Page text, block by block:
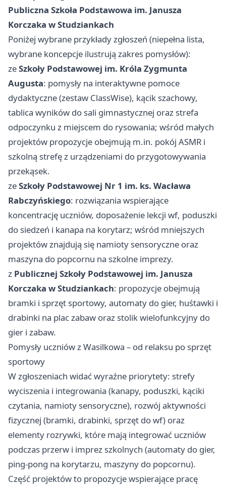
Publiczna Szkoła Podstawowa im. Janusza
Korczaka w Studziankach
Poniżej wybrane przykłady zgłoszeń (niepełna lista,
wybrane koncepcje ilustrują zakres pomysłów):
zeSzkoły Podstawowej im. Króla Zygmunta
Augusta: pomysły na interaktywne pomoce
dydaktyczne (zestaw ClassWise), kącik szachowy,
tablica wyników do sali gimnastycznej oraz strefa
odpoczynku z miejscem do rysowania; wśród małych
projektów propozycje obejmują m.in. pokój ASMR i
szkolną strefę z urządzeniami do przygotowywania
przekąsek.
zeSzkoły Podstawowej Nr 1 im. ks. Wacława
Rabczyńskiego: rozwiązania wspierające
koncentrację uczniów, doposażenie lekcji wf, poduszki
do siedzeń i kanapa na korytarz; wśród mniejszych
projektów znajdują się namioty sensoryczne oraz
maszyna do popcornu na szkolne imprezy.
z Publicznej Szkoły Podstawowej im. Janusza
Korczaka w Studziankach: propozycje obejmują
bramki i sprzęt sportowy, automaty do gier, huśtawki i
drabinki na plac zabaw oraz stolik wielofunkcyjny do
gier i zabaw.
Pomysły uczniów z Wasilkowa – od relaksu po sprzęt
sportowy
W zgłoszeniach widać wyraźne priorytety: strefy
wyciszenia i integrowania (kanapy, poduszki, kąciki
czytania, namioty sensoryczne), rozwój aktywności
fizycznej (bramki, drabinki, sprzęt do wf) oraz
elementy rozrywki, które mają integrować uczniów
podczas przerw i imprez szkolnych (automaty do gier,
ping‑pong na korytarzu, maszyny do popcornu).
Część projektów to propozycje wspierające pracę